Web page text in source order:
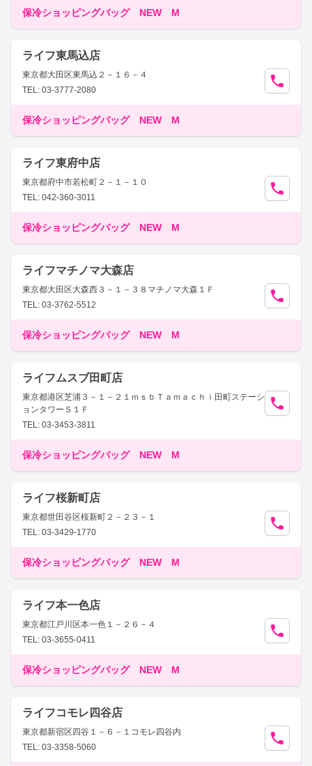
保冷ショッピングバッグ NEW M
ライフ東馬込店
東京都大田区東馬込２－１６－４
TEL: 03-3777-2080
保冷ショッピングバッグ NEW M
ライフ東府中店
東京都府中市若松町２－１－１０
TEL: 042-360-3011
保冷ショッピングバッグ NEW M
ライフマチノマ大森店
東京都大田区大森西３－１－３８マチノマ大森１Ｆ
TEL: 03-3762-5512
保冷ショッピングバッグ NEW M
ライフムスブ田町店
東京都港区芝浦３－１－２１ｍｓｂＴａｍａｃｈｉ田町ステーシ
ョンタワーＳ１Ｆ
TEL: 03-3453-3811
保冷ショッピングバッグ NEW M
ライフ桜新町店
東京都世田谷区桜新町２－２３－１
TEL: 03-3429-1770
保冷ショッピングバッグ NEW M
ライフ本一色店
東京都江戸川区本一色１－２６－４
TEL: 03-3655-0411
保冷ショッピングバッグ NEW M
ライフコモレ四谷店
東京都新宿区四谷１－６－１コモレ四谷内
TEL: 03-3358-5060